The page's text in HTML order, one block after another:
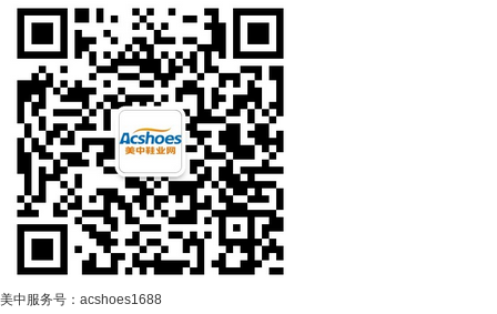
美中服务号：acshoes1688